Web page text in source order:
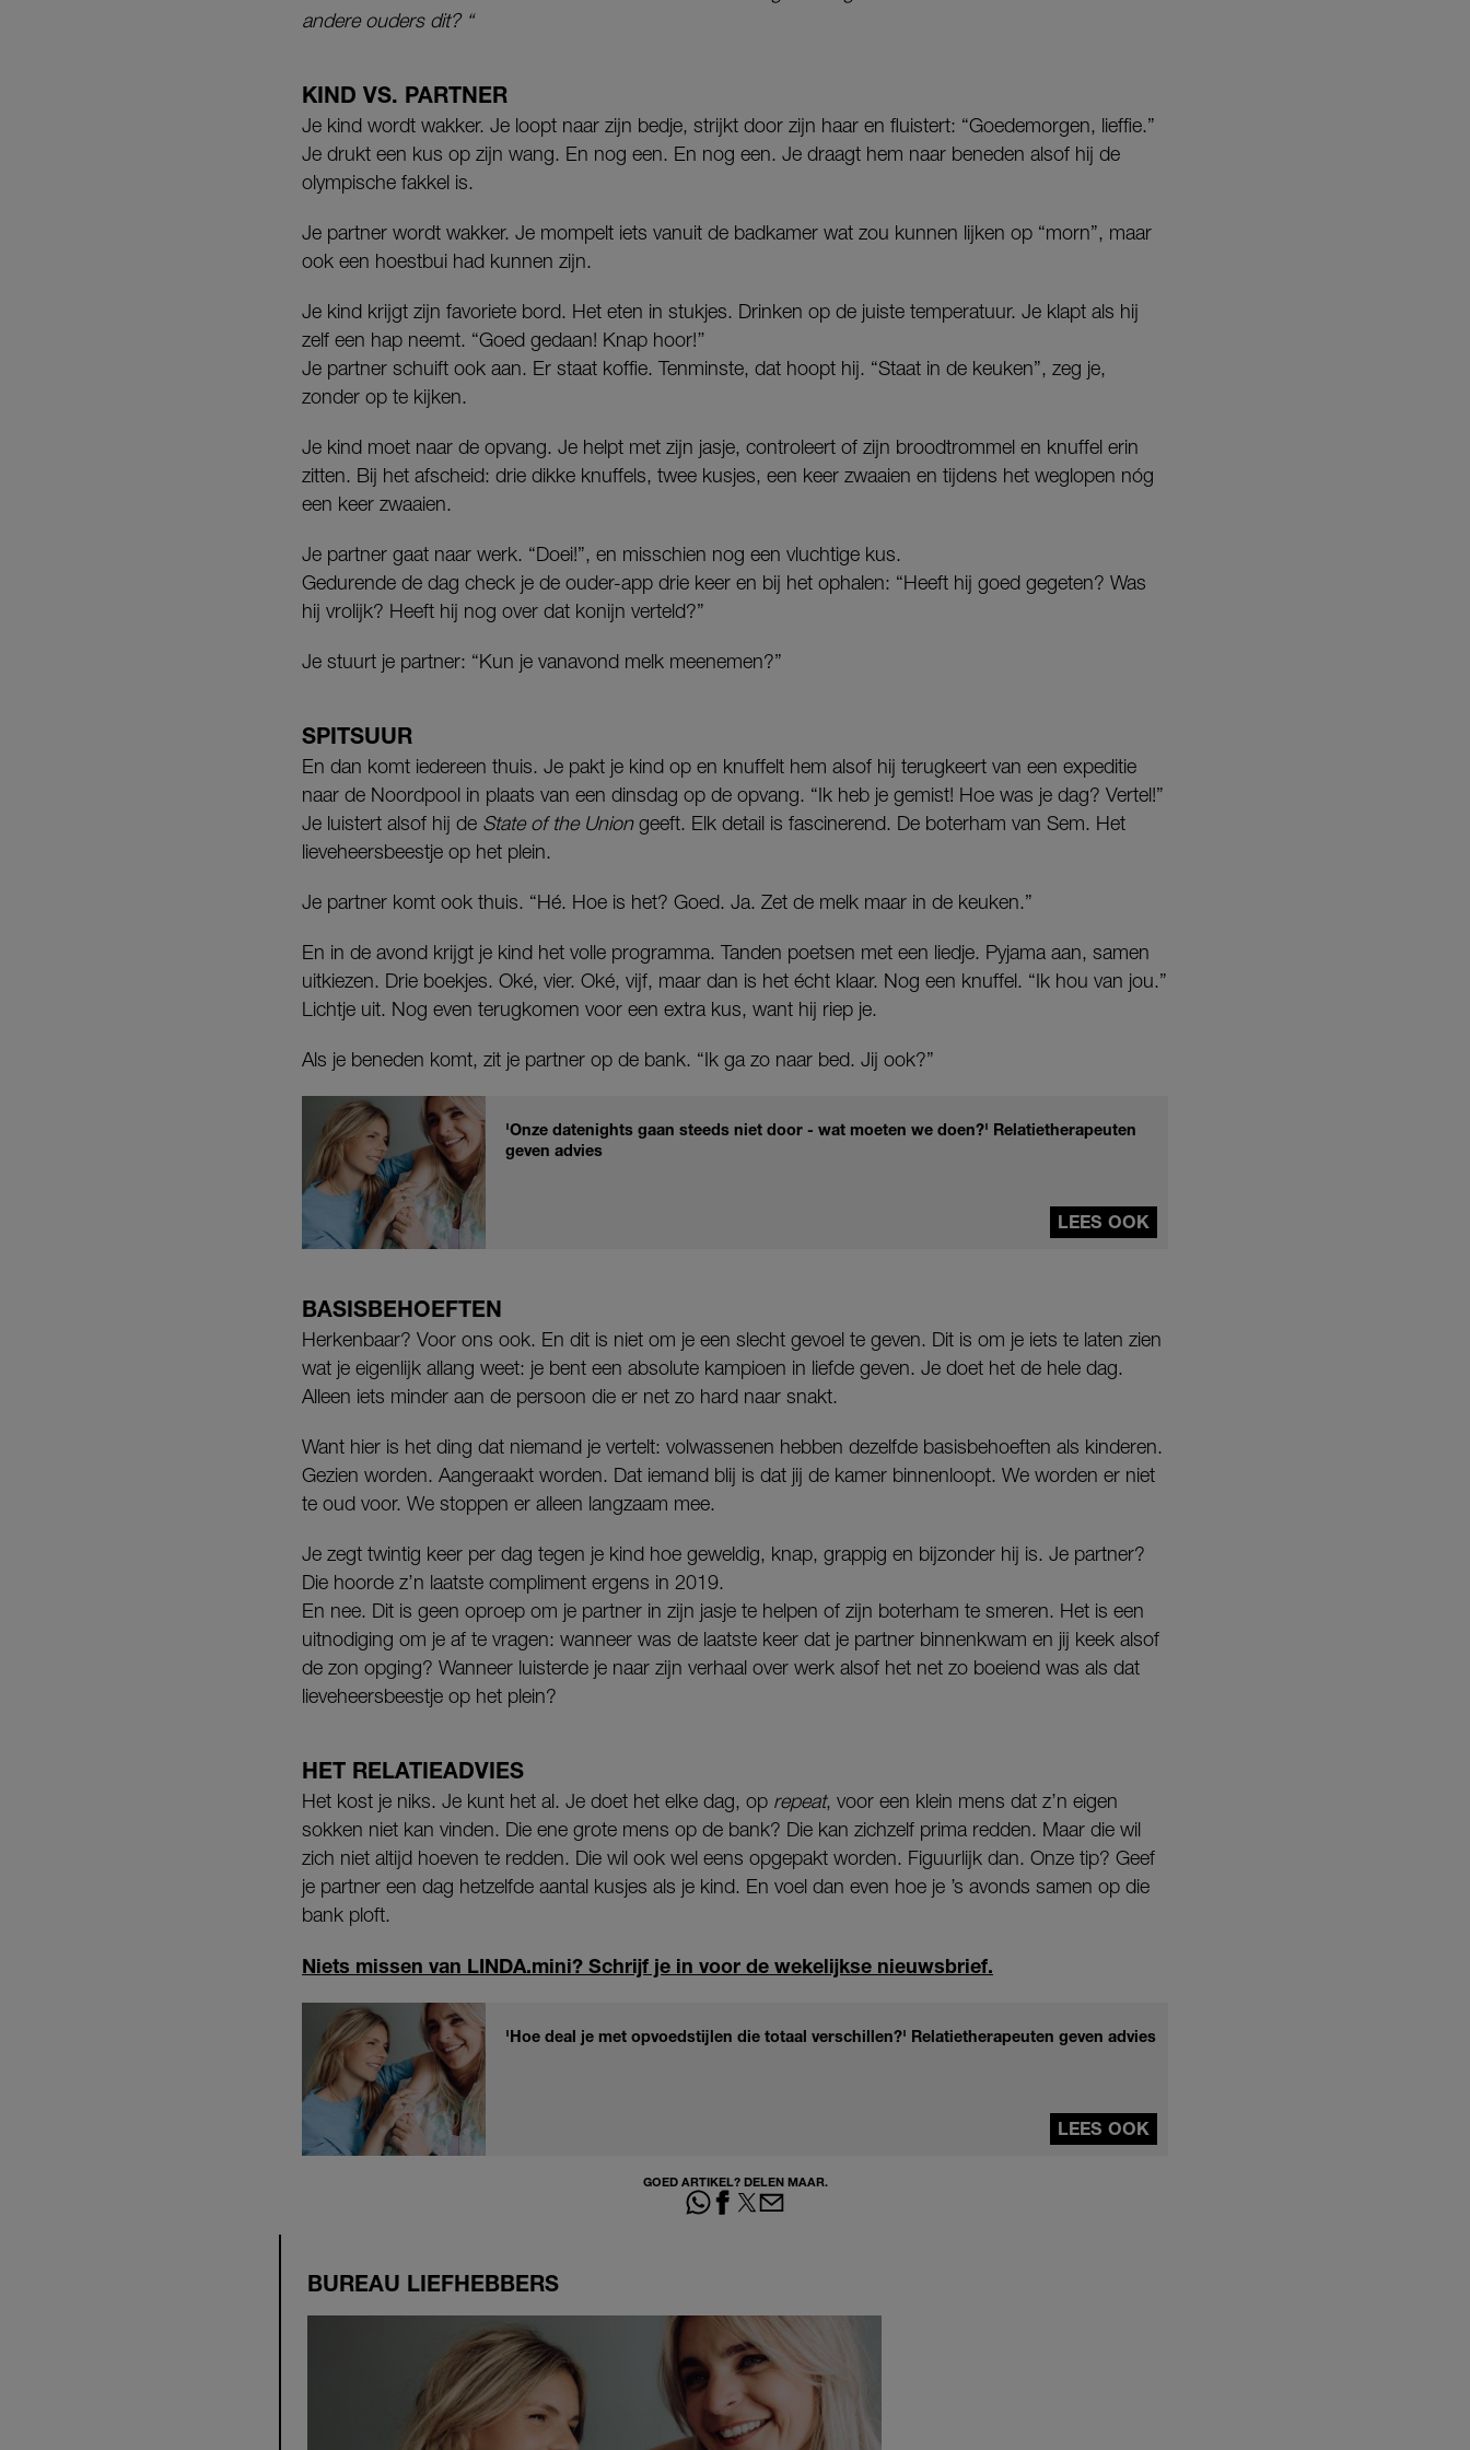
andere ouders dit? “
KIND VS. PARTNER
Je kind wordt wakker. Je loopt naar zijn bedje, strijkt door zijn haar en fluistert: “Goedemorgen, lieffie.”
Je drukt een kus op zijn wang. En nog een. En nog een. Je draagt hem naar beneden alsof hij de
olympische fakkel is.
Je partner wordt wakker. Je mompelt iets vanuit de badkamer wat zou kunnen lijken op “morn”, maar
ook een hoestbui had kunnen zijn.
Je kind krijgt zijn favoriete bord. Het eten in stukjes. Drinken op de juiste temperatuur. Je klapt als hij
zelf een hap neemt. “Goed gedaan! Knap hoor!’’
Je partner schuift ook aan. Er staat koffie. Tenminste, dat hoopt hij. “Staat in de keuken”, zeg je,
zonder op te kijken.
Je kind moet naar de opvang. Je helpt met zijn jasje, controleert of zijn broodtrommel en knuffel erin
zitten. Bij het afscheid: drie dikke knuffels, twee kusjes, een keer zwaaien en tijdens het weglopen nóg
een keer zwaaien.
Je partner gaat naar werk. “Doei!”, en misschien nog een vluchtige kus.
Gedurende de dag check je de ouder-app drie keer en bij het ophalen: “Heeft hij goed gegeten? Was
hij vrolijk? Heeft hij nog over dat konijn verteld?”
Je stuurt je partner: “Kun je vanavond melk meenemen?”
SPITSUUR
En dan komt iedereen thuis. Je pakt je kind op en knuffelt hem alsof hij terugkeert van een expeditie
naar de Noordpool in plaats van een dinsdag op de opvang. “Ik heb je gemist! Hoe was je dag? Vertel!”
Je luistert alsof hij de State of the Uniongeeft. Elk detail is fascinerend. De boterham van Sem. Het
lieveheersbeestje op het plein.
Je partner komt ook thuis. “Hé. Hoe is het? Goed. Ja. Zet de melk maar in de keuken.”
En in de avond krijgt je kind het volle programma. Tanden poetsen met een liedje. Pyjama aan, samen
uitkiezen. Drie boekjes. Oké, vier. Oké, vijf, maar dan is het écht klaar. Nog een knuffel. “Ik hou van jou.”
Lichtje uit. Nog even terugkomen voor een extra kus, want hij riep je.
Als je beneden komt, zit je partner op de bank. “Ik ga zo naar bed. Jij ook?”
'Onze datenights gaan steeds niet door - wat moeten we doen?' Relatietherapeuten
geven advies
LEES OOK
BASISBEHOEFTEN
Herkenbaar? Voor ons ook. En dit is niet om je een slecht gevoel te geven. Dit is om je iets te laten zien
wat je eigenlijk allang weet: je bent een absolute kampioen in liefde geven. Je doet het de hele dag.
Alleen iets minder aan de persoon die er net zo hard naar snakt.
Want hier is het ding dat niemand je vertelt: volwassenen hebben dezelfde basisbehoeften als kinderen.
Gezien worden. Aangeraakt worden. Dat iemand blij is dat jij de kamer binnenloopt. We worden er niet
te oud voor. We stoppen er alleen langzaam mee.
Je zegt twintig keer per dag tegen je kind hoe geweldig, knap, grappig en bijzonder hij is. Je partner?
Die hoorde z’n laatste compliment ergens in 2019.
En nee. Dit is geen oproep om je partner in zijn jasje te helpen of zijn boterham te smeren. Het is een
uitnodiging om je af te vragen: wanneer was de laatste keer dat je partner binnenkwam en jij keek alsof
de zon opging? Wanneer luisterde je naar zijn verhaal over werk alsof het net zo boeiend was als dat
lieveheersbeestje op het plein?
HET RELATIEADVIES
Het kost je niks. Je kunt het al. Je doet het elke dag, op repeat, voor een klein mens dat z’n eigen
sokken niet kan vinden. Die ene grote mens op de bank? Die kan zichzelf prima redden. Maar die wil
zich niet altijd hoeven te redden. Die wil ook wel eens opgepakt worden. Figuurlijk dan. Onze tip? Geef
je partner een dag hetzelfde aantal kusjes als je kind. En voel dan even hoe je ’s avonds samen op die
bank ploft.
Niets missen van LINDA.mini? Schrijf je in voor de wekelijkse nieuwsbrief.
'Hoe deal je met opvoedstijlen die totaal verschillen?' Relatietherapeuten geven advies
LEES OOK
GOED ARTIKEL? DELEN MAAR.
BUREAU LIEFHEBBERS